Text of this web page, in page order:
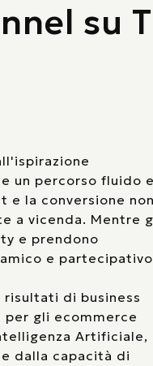
su
un percorso fluido e
e la conversione non
a vicenda. Mentre
e prendono
e
di business
per gli ecommerce
Artificiale,
dalla capacità di